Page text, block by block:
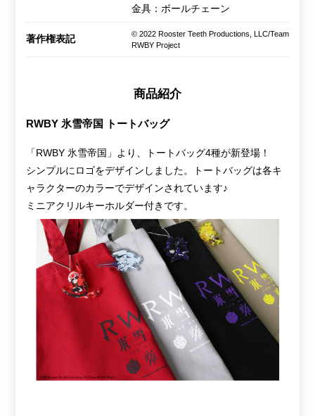
金具：ボールチェーン
著作権表記
© 2022 Rooster Teeth Productions, LLC/Team
RWBY Project
商品紹介
RWBY 氷雪帝国 トートバッグ
「RWBY 氷雪帝国」より、トートバッグ4種が新登場！
シンプルにロゴをデザインしました。トートバッグは各キ
ャラクターのカラーでデザインされています♪
ミニアクリルキーホルダー付きです。